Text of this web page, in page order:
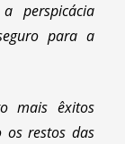
perspicácia
para a
mais êxitos
os restos das